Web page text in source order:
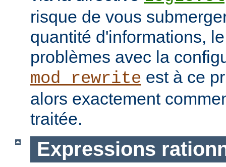
risque de vous
quantité d'informations,
problèmes avec la
mod_rewrite est à ce
alors exactement
traitée.
Expressions